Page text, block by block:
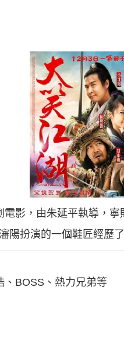
電影，由朱延平執導，
陽扮演的一個鞋匠經歷
、BOSS、熱力兄弟等